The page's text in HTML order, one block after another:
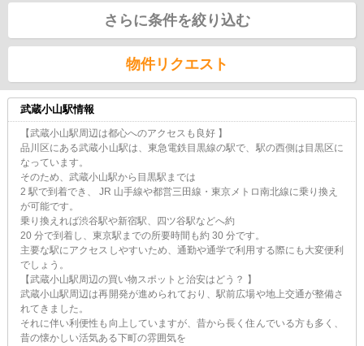
さらに条件を絞り込む
物件リクエスト
武蔵小山駅情報
【武蔵小山駅周辺は都心へのアクセスも良好 】
品川区にある武蔵小山駅は、東急電鉄目黒線の駅で、駅の西側は目黒区に
なっています。
そのため、武蔵小山駅から目黒駅までは
2 駅で到着でき、 JR 山手線や都営三田線・東京メトロ南北線に乗り換え
が可能です。
乗り換えれば渋谷駅や新宿駅、四ツ谷駅などへ約
20 分で到着し、東京駅までの所要時間も約 30 分です。
主要な駅にアクセスしやすいため、通勤や通学で利用する際にも大変便利
でしょう。
【武蔵小山駅周辺の買い物スポットと治安はどう？ 】
武蔵小山駅周辺は再開発が進められており、駅前広場や地上交通が整備さ
れてきました。
それに伴い利便性も向上していますが、昔から長く住んでいる方も多く、
昔の懐かしい活気ある下町の雰囲気を